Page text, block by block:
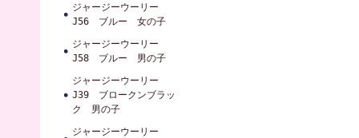
ジャージーウーリー
J56 ブルー 女の子
ジャージーウーリー
J58 ブルー 男の子
ジャージーウーリー
J39 ブロークンブラッ
ク 男の子
ジャージーウーリー